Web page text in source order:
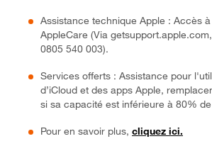
Assistance technique Apple : Accès
AppleCare (Via
0805 540 003).
Services offerts : Assistance pour
d’iCloud et des apps Apple,
si sa capacité est inférieure à 80%
Pour en savoir plus, cliquez ici.